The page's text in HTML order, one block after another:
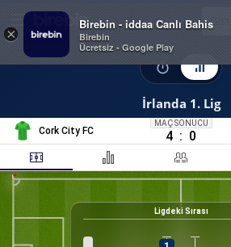
×
Birebin - iddaa Canlı Bahis
Birebin
Ücretsiz - Google Play
İrlanda 1. Lig
Cork City FC
MAÇ SONUCU
4 : 0
Ligdeki Sırası